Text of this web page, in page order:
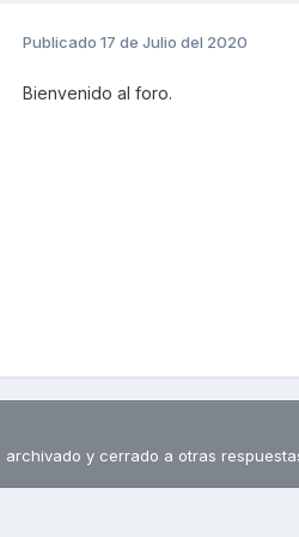
Publicado 17 de Julio del 2020
Bienvenido al foro.
archivado y cerrado a otras